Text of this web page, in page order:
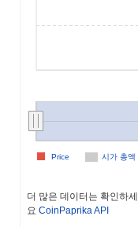
시가 총액
Price
더 많은 데이터는 확인하세
요 CoinPaprika API